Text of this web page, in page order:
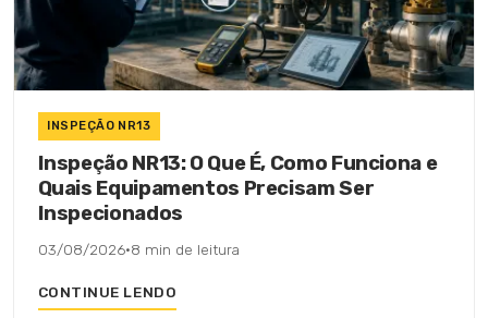
INSPEÇÃO NR13
Inspeção NR13: O Que É, Como Funciona e
Quais Equipamentos Precisam Ser
Inspecionados
03/08/2026·8 min de leitura
CONTINUE LENDO